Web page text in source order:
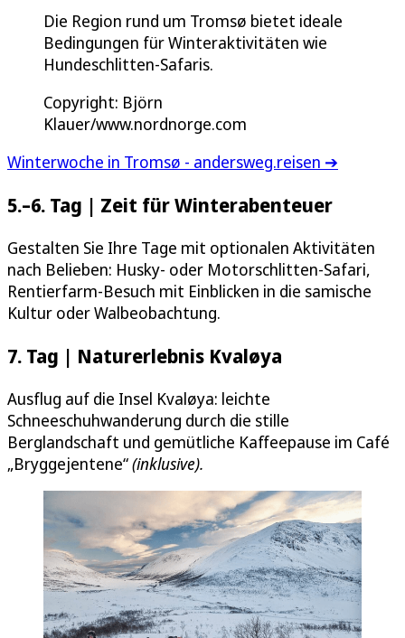
Die Region rund um Tromsø bietet ideale
Bedingungen für Winteraktivitäten wie
Hundeschlitten-Safaris.
Copyright: Björn
Klauer/www.nordnorge.com
Winterwoche in Tromsø - andersweg.reisen ➔
5.–6. Tag | Zeit für Winterabenteuer
Gestalten Sie Ihre Tage mit optionalen Aktivitäten
nach Belieben: Husky- oder Motorschlitten-Safari,
Rentierfarm-Besuch mit Einblicken in die samische
Kultur oder Walbeobachtung.
7. Tag | Naturerlebnis Kvaløya
Ausflug auf die Insel Kvaløya: leichte
Schneeschuhwanderung durch die stille
Berglandschaft und gemütliche Kaffeepause im Café
„Bryggejentene“(inklusive).